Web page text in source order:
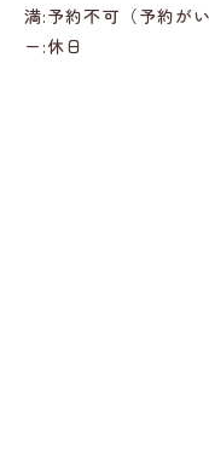
満:予約不可（予約が
ー:休日